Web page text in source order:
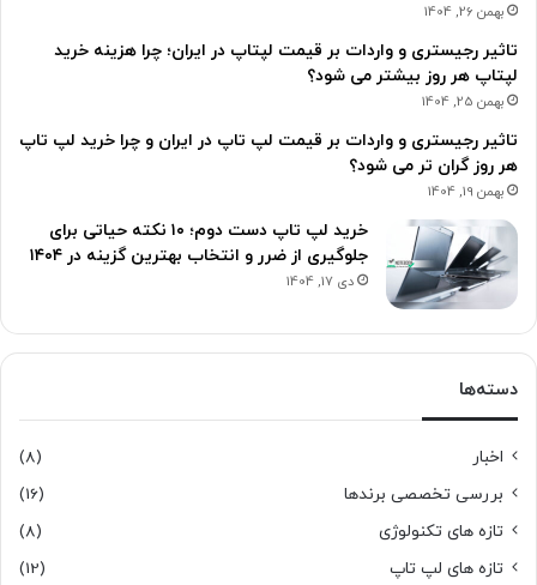
بهمن 26, 1404
تاثیر رجیستری و واردات بر قیمت لپتاپ در ایران؛ چرا هزینه خرید
لپتاپ هر روز بیشتر می شود؟
بهمن 25, 1404
تاثیر رجیستری و واردات بر قیمت لپ تاپ در ایران و چرا خرید لپ تاپ
هر روز گران تر می شود؟
بهمن 19, 1404
خرید لپ تاپ دست دوم؛ ۱۰ نکته حیاتی برای
جلوگیری از ضرر و انتخاب بهترین گزینه در ۱۴۰۴
دی 17, 1404
دسته‌ها
اخبار
(8)
بررسی تخصصی برندها
(16)
تازه های تکنولوژی
(8)
تازه های لپ تاپ
(12)